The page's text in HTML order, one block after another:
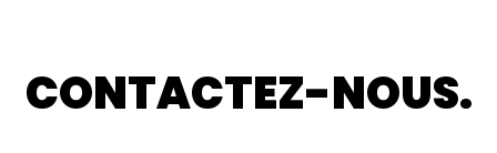
CONTACTEZ-NOUS.